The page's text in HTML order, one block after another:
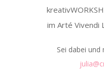
im Arté Vivendi
Sei dabei und